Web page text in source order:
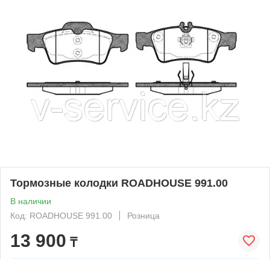
Тормозные колодки ROADHOUSE 991.00
В наличии
Код: ROADHOUSE 991.00
Розница
13 900 ₸